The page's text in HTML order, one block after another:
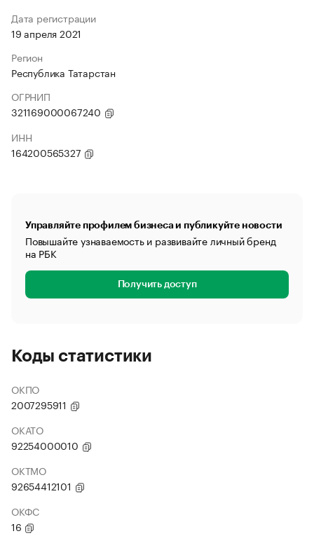
Дата регистрации
19 апреля 2021
Регион
Республика Татарстан
ОГРНИП
321169000067240
ИНН
164200565327
Управляйте профилем бизнеса и публикуйте новости
Повышайте узнаваемость и развивайте личный бренд
на РБК
Получить доступ
Коды статистики
ОКПО
2007295911
ОКАТО
92254000010
ОКТМО
92654412101
ОКФС
16